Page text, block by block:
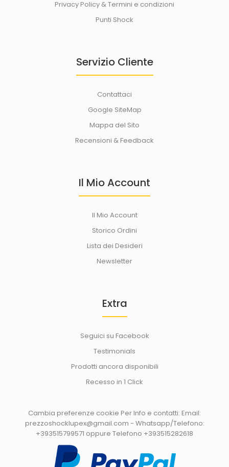
Privacy Policy & Termini e condizioni
Punti Shock
Servizio Cliente
Contattaci
Google SiteMap
Mappa del Sito
Recensioni & Feedback
Il Mio Account
Il Mio Account
Storico Ordini
Lista dei Desideri
Newsletter
Extra
Seguici su Facebook
Testimonials
Prodotti ancora disponibili
Recesso in 1 Click
Cambia preferenze cookie Per Info e contatti: Email:
prezzoshocklupex@gmail.com - Whatsapp/Telefono:
+393515799571 oppure Telefono +393515282618